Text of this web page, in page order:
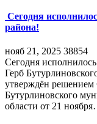
Сегодня
района!
нояб 21, 2025 38854
Сегодня
Герб
утверждён решением
Бутурлиновского
области от 21